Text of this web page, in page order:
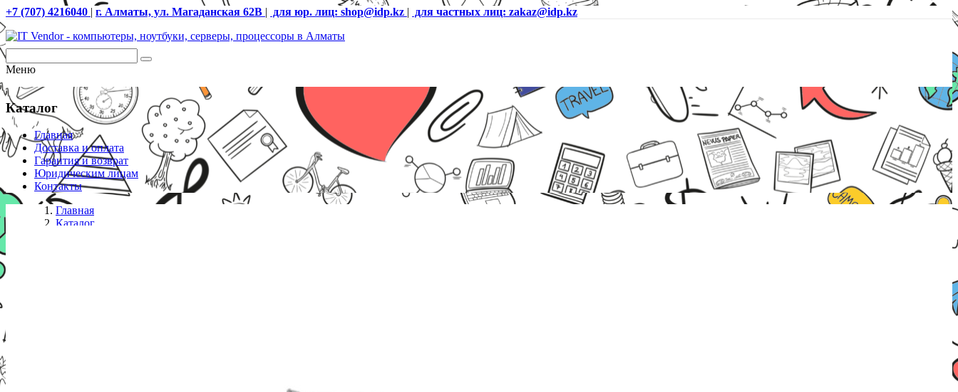
+7 (707) 4216040 | г. Алматы, ул. Магаданская 62В | для юр. лиц: shop@idp.kz | для частных лиц: zakaz@idp.kz
Меню
Каталог
Главная
Доставка и оплата
Гарантия и возврат
Юридическим лицам
Контакты
Главная
Каталог